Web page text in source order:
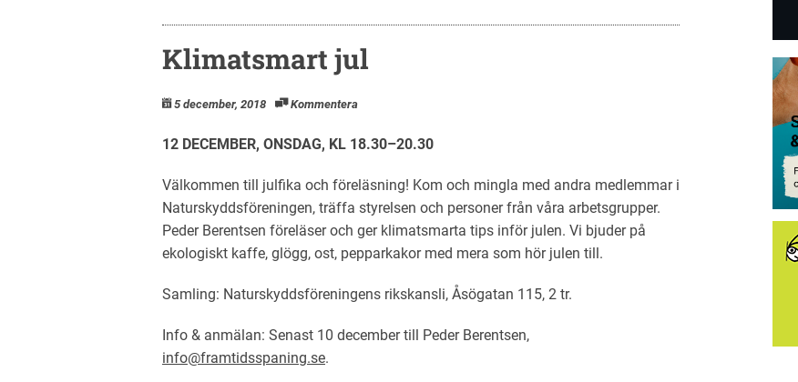
Klimatsmart jul
5 december, 2018 Kommentera
12 DECEMBER, ONSDAG, KL 18.30–20.30
Välkommen till julfika och föreläsning! Kom och mingla med andra medlemmar i
Naturskyddsföreningen, träffa styrelsen och personer från våra arbetsgrupper.
Peder Berentsen föreläser och ger klimatsmarta tips inför julen. Vi bjuder på
ekologiskt kaffe, glögg, ost, pepparkakor med mera som hör julen till.
Samling: Naturskyddsföreningens rikskansli, Åsögatan 115, 2 tr.
Info & anmälan: Senast 10 december till Peder Berentsen,
info@framtidsspaning.se.